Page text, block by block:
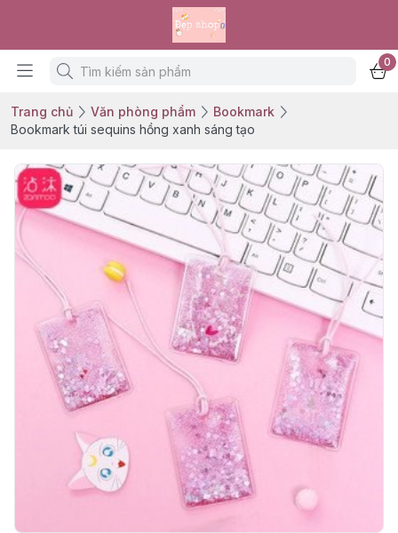
0
Trang chủ Văn phòng phẩm
Bookmark
Bookmark túi sequins hồng xanh sáng tạo